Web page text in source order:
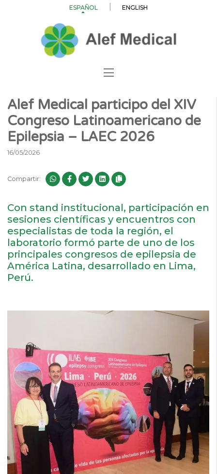
ESPAÑOL ENGLISH
Alef Medical participo del XIV
Congreso Latinoamericano de
Epilepsia – LAEC 2026
16/05/2026
Compartir:
Con stand institucional, participación en
sesiones científicas y encuentros con
especialistas de toda la región, el
laboratorio formó parte de uno de los
principales congresos de epilepsia de
América Latina, desarrollado en Lima,
Perú.